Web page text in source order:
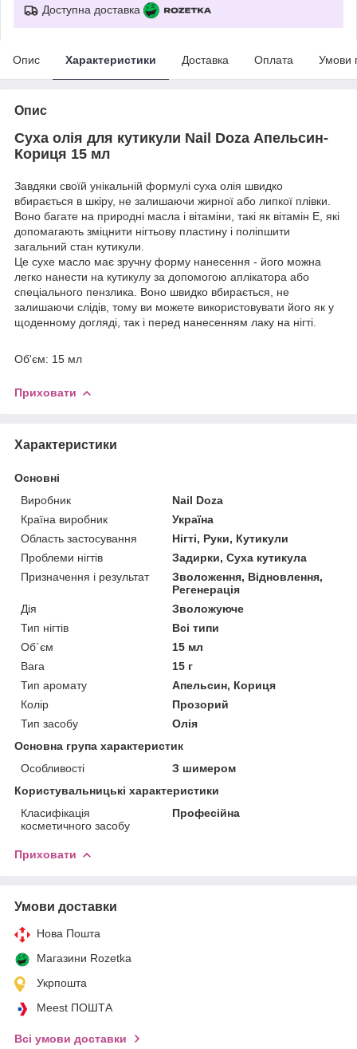
Доступна доставка
Опис Характеристики Доставка Оплата Умови
Опис
Суха олія для кутикули Nail Doza Апельсин-
Кориця 15 мл
Завдяки своїй унікальній формулі суха олія швидко
вбирається в шкіру, не залишаючи жирної або липкої плівки.
Воно багате на природні масла і вітаміни, такі як вітамін Е, які
допомагають зміцнити нігтьову пластину і поліпшити
загальний стан кутикули.
Це сухе масло має зручну форму нанесення - його можна
легко нанести на кутикулу за допомогою аплікатора або
спеціального пензлика. Воно швидко вбирається, не
залишаючи слідів, тому ви можете використовувати його як у
щоденному догляді, так і перед нанесенням лаку на нігті.
Об'єм: 15 мл
Приховати
Характеристики
Основні
Виробник
Nail Doza
Країна виробник
Україна
Область застосування
Нігті, Руки, Кутикули
Проблеми нігтів
Задирки, Суха кутикула
Призначення і результат
Зволоження, Відновлення,
Регенерація
Дія
Зволожуюче
Тип нігтів
Всі типи
Об`єм
15 мл
Вага
15 г
Тип аромату
Апельсин, Кориця
Колір
Прозорий
Тип засобу
Олія
Основна група характеристик
Особливості
З шимером
Користувальницькі характеристики
Класифікація
косметичного засобу
Професійна
Приховати
Умови доставки
Нова Пошта
Магазини Rozetka
Укрпошта
Meest ПОШТА
Всі умови доставки